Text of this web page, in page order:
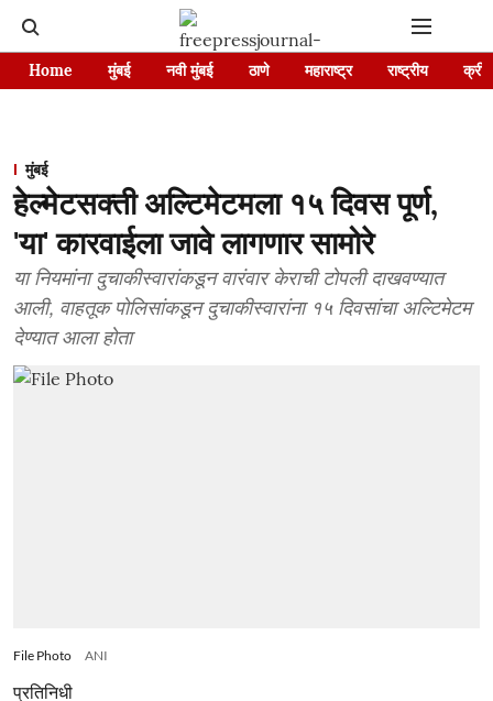
Home मुंबई नवी मुंबई ठाणे महाराष्ट्र राष्ट्रीय
मुंबई
हेल्मेटसक्ती अल्टिमेटमला १५ दिवस पूर्ण,
'या' कारवाईला जावे लागणार सामोरे
या नियमांना दुचाकीस्वारांकडून वारंवार केराची टोपली दाखवण्यात
आली, वाहतूक पोलिसांकडून दुचाकीस्वारांना १५ दिवसांचा अल्टिमेटम
देण्यात आला होता
File Photo ANI
प्रतिनिधी